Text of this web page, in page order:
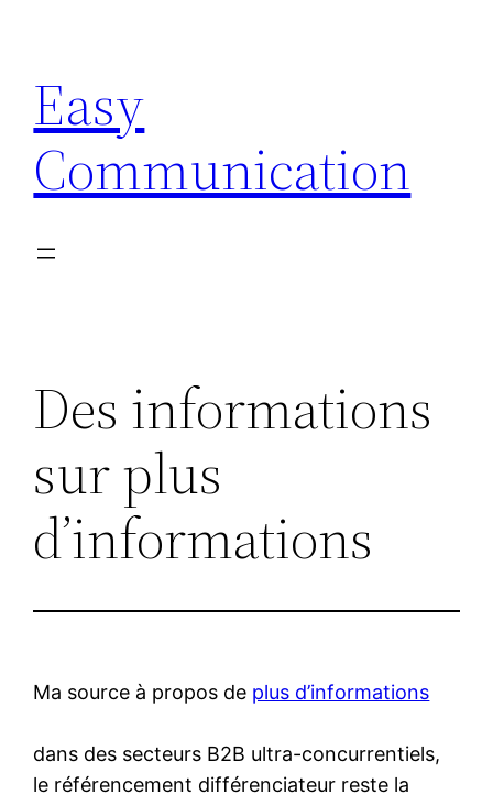
contenu
Easy
Communication
Des informations
sur plus
d’informations
Ma source à propos de plus d’informations
dans des secteurs B2B ultra-concurrentiels,
le référencement différenciateur reste la